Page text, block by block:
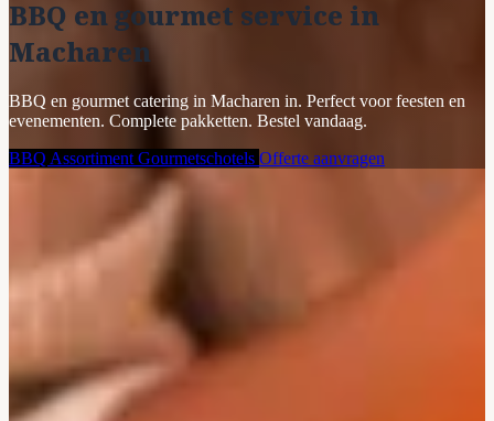
BBQ en gourmet service in
Macharen
BBQ en gourmet catering in Macharen in. Perfect voor feesten en
evenementen. Complete pakketten. Bestel vandaag.
BBQ Assortiment Gourmetschotels Offerte aanvragen